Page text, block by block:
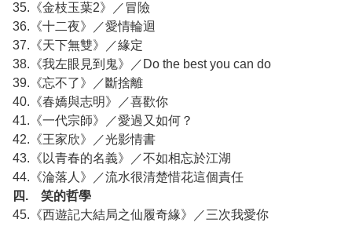
35.《金枝玉葉2》／冒險
36.《十二夜》／愛情輪迴
37.《天下無雙》／緣定
38.《我左眼見到鬼》／Do the best you can do
39.《忘不了》／斷捨離
40.《春嬌與志明》／喜歡你
41.《一代宗師》／愛過又如何？
42.《王家欣》／光影情書
43.《以青春的名義》／不如相忘於江湖
44.《淪落人》／流水很清楚惜花這個責任
四. 笑的哲學
45.《西遊記大結局之仙履奇緣》／三次我愛你